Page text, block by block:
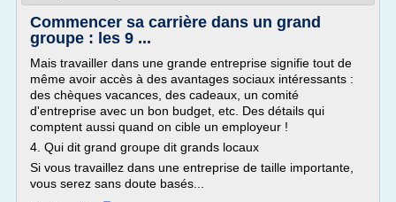
Commencer sa carrière dans un grand
groupe : les 9 ...
Mais travailler dans une grande entreprise signifie tout de
même avoir accès à des avantages sociaux intéressants :
des chèques vacances, des cadeaux, un comité
d'entreprise avec un bon budget, etc. Des détails qui
comptent aussi quand on cible un employeur !
4. Qui dit grand groupe dit grands locaux
Si vous travaillez dans une entreprise de taille importante,
vous serez sans doute basés...